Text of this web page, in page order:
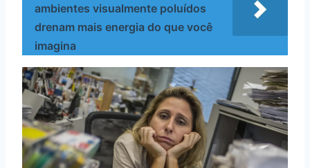
ambientes visualmente poluídos
drenam mais energia do que você
imagina